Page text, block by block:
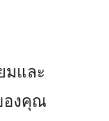
มและ
องคุณ